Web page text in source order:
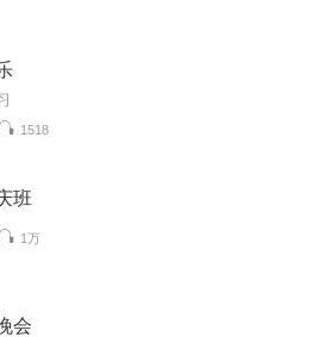
1518
班
1万
会